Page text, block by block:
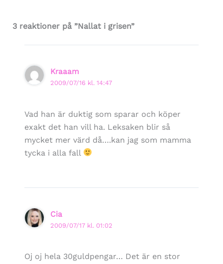
3 reaktioner på ”Nallat i grisen”
Kraaam
2009/07/16 kl. 14:47
Vad han är duktig som sparar och köper
exakt det han vill ha. Leksaken blir så
mycket mer värd då….kan jag som mamma
tycka i alla fall
Cia
2009/07/17 kl. 01:02
Oj oj hela 30guldpengar… Det är en stor